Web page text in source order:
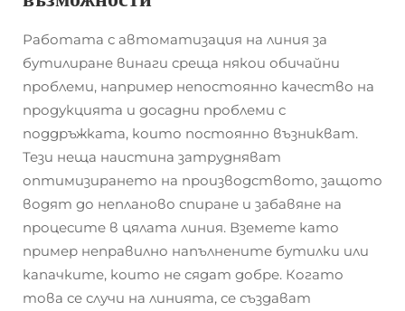
Работата с автоматизация на линия за
бутилиране винаги среща някои обичайни
проблеми, например непостоянно качество на
продукцията и досадни проблеми с
поддръжката, които постоянно възникват.
Тези неща наистина затрудняват
оптимизирането на производството, защото
водят до непланово спиране и забавяне на
процесите в цялата линия. Вземете като
пример неправилно напълнените бутилки или
капачките, които не сядат добре. Когато
това се случи на линията, се създават